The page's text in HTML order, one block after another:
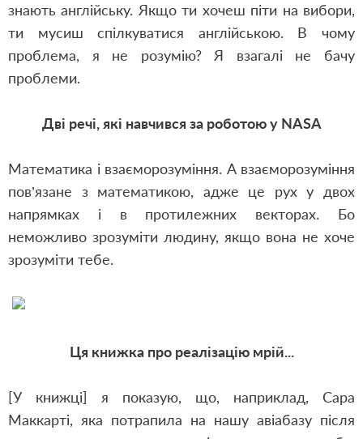
знають англійську. Якщо ти хочеш піти на вибори,
ти мусиш спілкуватися англійською. В чому
проблема, я не розумію? Я взагалі не бачу
проблеми.
Дві речі, які навчився за роботою у NASA
Математика і взаєморозуміння. А взаєморозуміння
пов’язане з математикою, адже це рух у двох
напрямках і в протилежних векторах. Бо
неможливо зрозуміти людину, якщо вона не хоче
зрозуміти тебе.
Ця книжка про реалізацію мрій...
[У книжці] я показую, що, наприклад, Сара
Маккарті, яка потрапила на нашу авіабазу після